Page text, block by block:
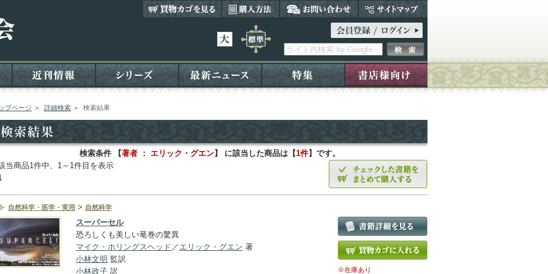
プページ ＞ 詳細検索 ＞ 検索結果
検索条件 【著者 ： エリック・グエン】 に該当した商品は【1件】です。
当商品1件中、1～1件目を表示
自然科学・医学・実用 > 自然科学
スーパーセル
恐ろしくも美しい竜巻の驚異
マイク・ホリングスヘッド ／ エリック・グエン 著
小林文明 監訳
小林政子 訳 ※在庫あり